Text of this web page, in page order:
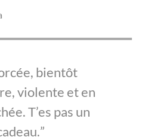
bientôt
violente et en
T’es pas un